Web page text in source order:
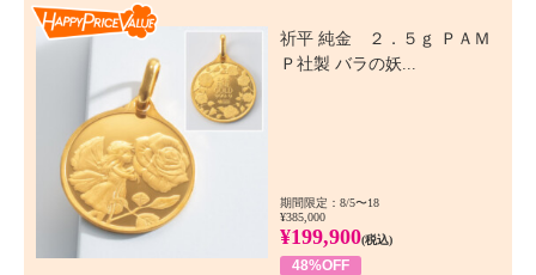
祈平 純金 ２．５ｇ ＰＡＭ
Ｐ社製 バラの妖...
期間限定：8/5〜18
¥385,000
¥199,900(税込)
48%OFF